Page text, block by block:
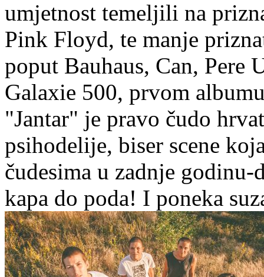
umjetnost temeljili na
Pink Floyd, te manje
poput Bauhaus, Can, Pere
Galaxie 500, prvom
"Jantar" je pravo čudo
psihodelije, biser scene
čudesima u zadnje
kapa do poda! I poneka